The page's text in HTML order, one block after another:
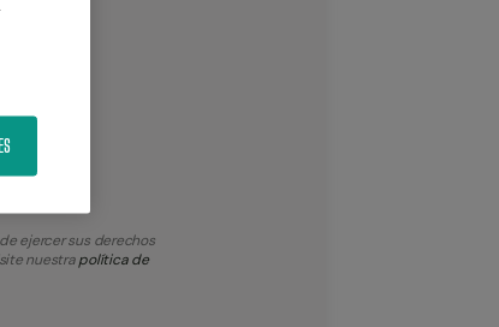
ejercer sus derechos
nuestrapolítica de